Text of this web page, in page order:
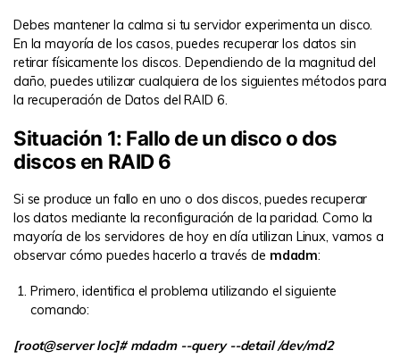
Debes mantener la calma si tu servidor experimenta un disco.
En la mayoría de los casos, puedes recuperar los datos sin
retirar físicamente los discos. Dependiendo de la magnitud del
daño, puedes utilizar cualquiera de los siguientes métodos para
la recuperación de Datos del RAID 6.
Situación 1: Fallo de un disco o dos
discos en RAID 6
Si se produce un fallo en uno o dos discos, puedes recuperar
los datos mediante la reconfiguración de la paridad. Como la
mayoría de los servidores de hoy en día utilizan Linux, vamos a
observar cómo puedes hacerlo a través de mdadm:
Primero, identifica el problema utilizando el siguiente
comando:
[root@server loc]# mdadm --query --detail /dev/md2